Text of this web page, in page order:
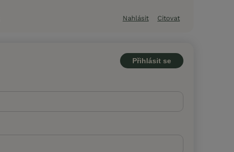
Nahlásit Citovat
Přihlásit se